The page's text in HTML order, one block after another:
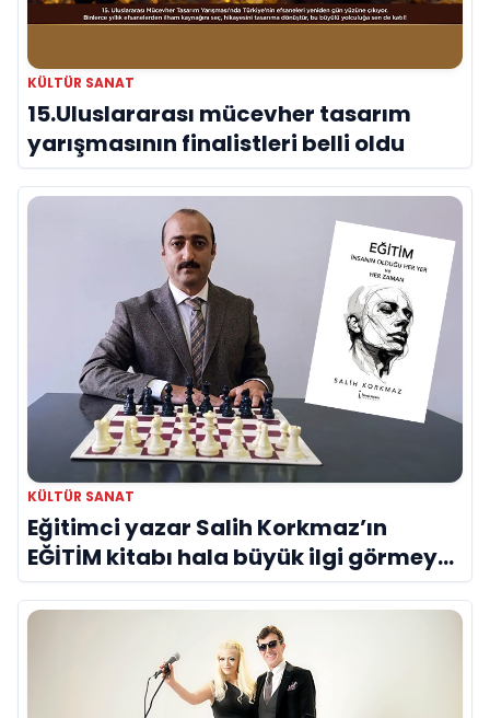
KÜLTÜR SANAT
15.Uluslararası mücevher tasarım
yarışmasının finalistleri belli oldu
KÜLTÜR SANAT
Eğitimci yazar Salih Korkmaz’ın
EĞİTİM kitabı hala büyük ilgi görmeye
devam ediyor